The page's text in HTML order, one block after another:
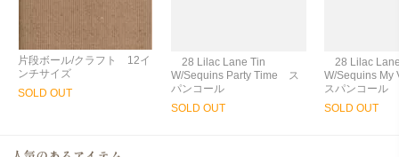
片段ボール/クラフト 12イ
ンチサイズ
SOLD OUT
28 Lilac Lane Tin
W/Sequins Party Time ス
パンコール
SOLD OUT
28 Lilac
W/Sequins
スパンコール
SOLD OUT